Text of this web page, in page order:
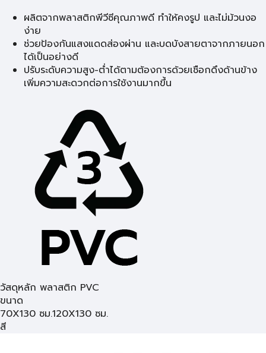
ผลิตจากพลาสติกพีวีซีคุณภาพดี ทำให้คงรูป และไม่ม้วนงอ
ง่าย
ช่วยป้องกันแสงแดดส่องผ่าน และบดบังสายตาจากภายนอก
ได้เป็นอย่างดี
ปรับระดับความสูง-ต่ำได้ตามต้องการด้วยเชือกดึงด้านข้าง
เพิ่มความสะดวกต่อการใช้งานมากขึ้น
วัสดุหลัก พลาสติก PVC
ขนาด
70X130 ซม.120X130 ซม.
สี